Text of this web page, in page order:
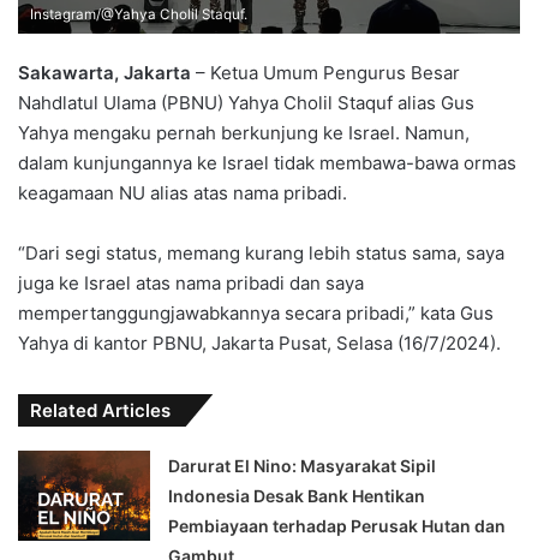
Instagram/@Yahya Cholil Staquf.
Sakawarta, Jakarta – Ketua Umum Pengurus Besar
Nahdlatul Ulama (PBNU) Yahya Cholil Staquf alias Gus
Yahya mengaku pernah berkunjung ke Israel. Namun,
dalam kunjungannya ke Israel tidak membawa-bawa ormas
keagamaan NU alias atas nama pribadi.
“Dari segi status, memang kurang lebih status sama, saya
juga ke Israel atas nama pribadi dan saya
mempertanggungjawabkannya secara pribadi,” kata Gus
Yahya di kantor PBNU, Jakarta Pusat, Selasa (16/7/2024).
Related Articles
Darurat El Nino: Masyarakat Sipil
Indonesia Desak Bank Hentikan
Pembiayaan terhadap Perusak Hutan dan